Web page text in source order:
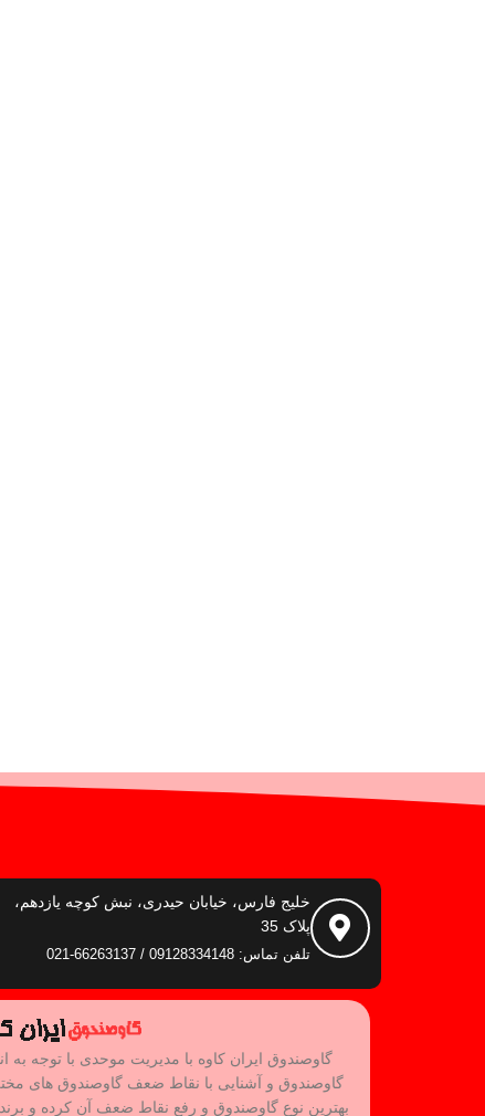
خلیج فارس، خیابان حیدری، نبش کوچه یازدهم،
پلاک 35
تلفن تماس: 09128334148 / 66263137-021
گاوصندوق ایران کاوه با مدیریت موحدی با توجه به
گاوصندوق و آشنایی با نقاط ضعف گاوصندوق های